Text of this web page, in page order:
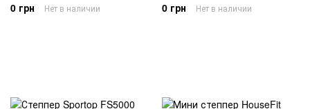
0 грн Нет в наличии 0 грн Нет в наличии